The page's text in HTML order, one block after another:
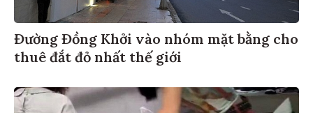
Đường Đồng Khởi vào nhóm mặt bằng cho
thuê đắt đỏ nhất thế giới